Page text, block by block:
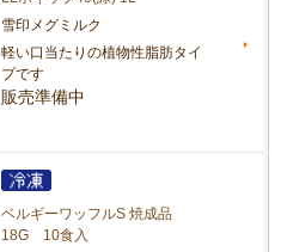
雪印メグミルク
軽い口当たりの植物性脂肪タイ
プです
販売準備中
ベルギーワッフルS 焼成品
18G 10食入